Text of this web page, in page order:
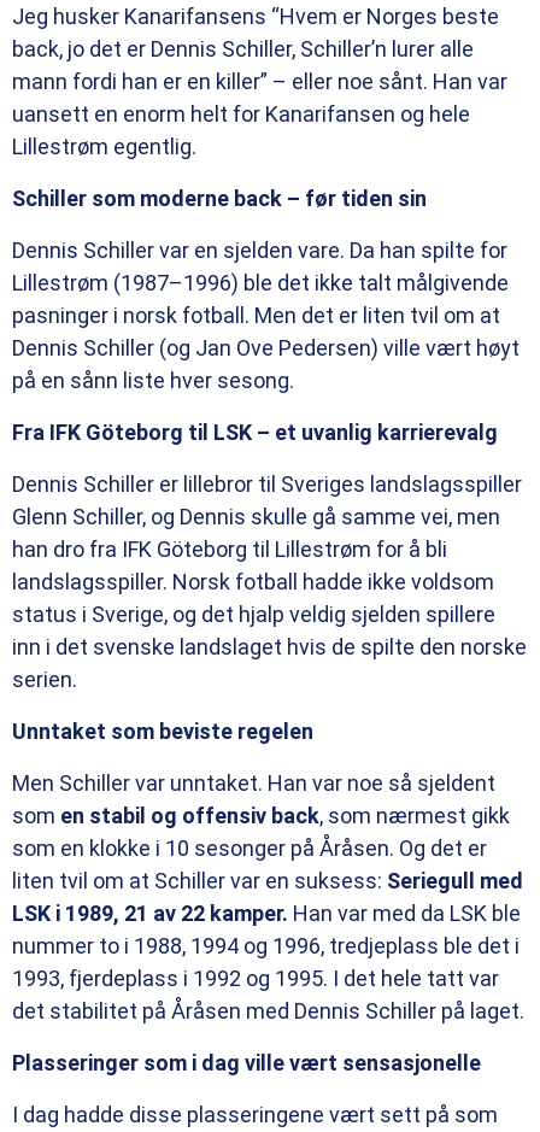
Jeg husker Kanarifansens “Hvem er Norges beste
back, jo det er Dennis Schiller, Schiller’n lurer alle
mann fordi han er en killer” – eller noe sånt. Han var
uansett en enorm helt for Kanarifansen og hele
Lillestrøm egentlig.
Schiller som moderne back – før tiden sin
Dennis Schiller var en sjelden vare. Da han spilte for
Lillestrøm (1987–1996) ble det ikke talt målgivende
pasninger i norsk fotball. Men det er liten tvil om at
Dennis Schiller (og Jan Ove Pedersen) ville vært høyt
på en sånn liste hver sesong.
Fra IFK Göteborg til LSK – et uvanlig karrierevalg
Dennis Schiller er lillebror til Sveriges landslagsspiller
Glenn Schiller, og Dennis skulle gå samme vei, men
han dro fra IFK Göteborg til Lillestrøm for å bli
landslagsspiller. Norsk fotball hadde ikke voldsom
status i Sverige, og det hjalp veldig sjelden spillere
inn i det svenske landslaget hvis de spilte den norske
serien.
Unntaket som beviste regelen
Men Schiller var unntaket. Han var noe så sjeldent
som en stabil og offensiv back, som nærmest gikk
som en klokke i 10 sesonger på Åråsen. Og det er
liten tvil om at Schiller var en suksess: Seriegull med
LSK i 1989, 21 av 22 kamper. Han var med da LSK ble
nummer to i 1988, 1994 og 1996, tredjeplass ble det i
1993, fjerdeplass i 1992 og 1995. I det hele tatt var
det stabilitet på Åråsen med Dennis Schiller på laget.
Plasseringer som i dag ville vært sensasjonelle
I dag hadde disse plasseringene vært sett på som